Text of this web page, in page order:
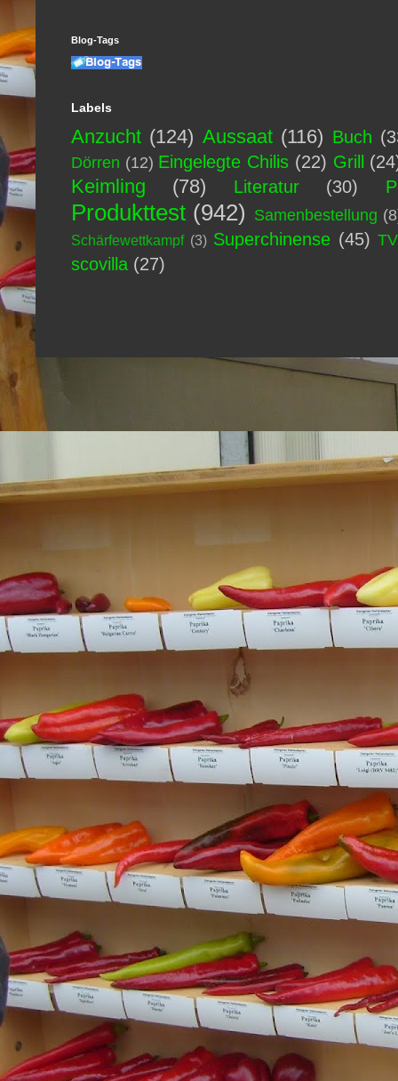
Blog-Tags
Labels
Anzucht (124) Aussaat (116) Buch
Dörren (12) Eingelegte Chilis (22) Grill
Keimling (78) Literatur (30)
Produkttest (942) Samenbestellung
Schärfewettkampf (3) Superchinense (45) TV
scovilla (27)